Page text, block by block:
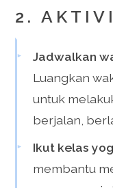
2.
Jadwalkan
Luangkan
untuk
berjalan,
Ikut kelas
membantu